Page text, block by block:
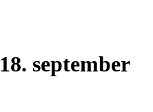
18. september